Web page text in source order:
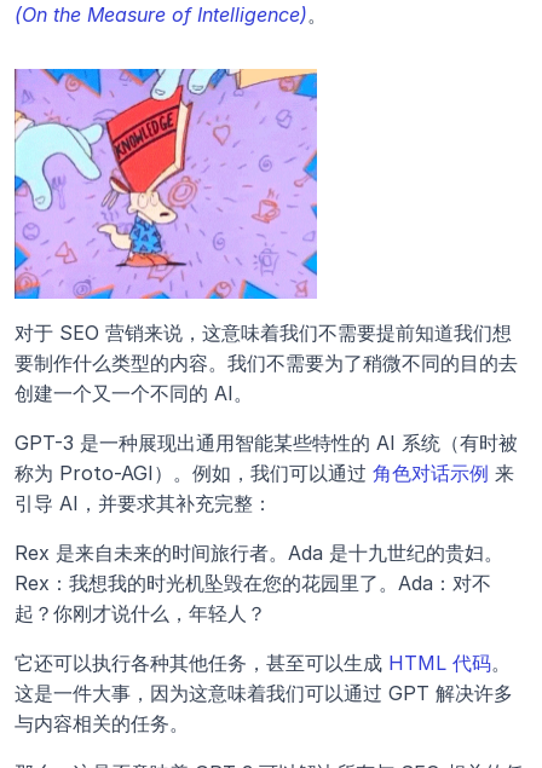
(On the Measure of Intelligence)。
对于 SEO 营销来说，这意味着我们不需要提前知道我们想
要制作什么类型的内容。我们不需要为了稍微不同的目的去
创建一个又一个不同的 AI。
GPT-3 是一种展现出通用智能某些特性的 AI 系统（有时被
称为 Proto-AGI）。例如，我们可以通过 角色对话示例 来
引导 AI，并要求其补充完整：
Rex 是来自未来的时间旅行者。Ada 是十九世纪的贵妇。
Rex：我想我的时光机坠毁在您的花园里了。Ada：对不
起？你刚才说什么，年轻人？
它还可以执行各种其他任务，甚至可以生成 HTML 代码。
这是一件大事，因为这意味着我们可以通过 GPT 解决许多
与内容相关的任务。